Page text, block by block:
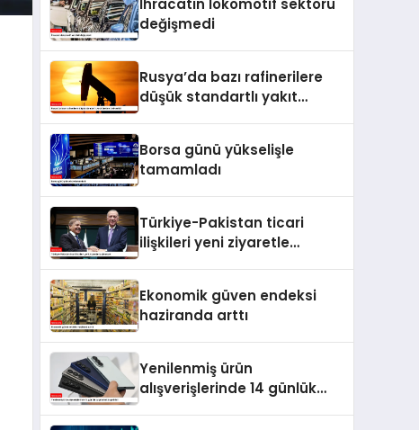
değişmedi
Rusya’da bazı rafinerilere
düşük standartlı yakıt
Borsa günü yükselişle
tamamladı
Türkiye-Pakistan ticari
ilişkileri yeni ziyaretle
Ekonomik güven endeksi
haziranda arttı
Yenilenmiş ürün
alışverişlerinde 14 günlük